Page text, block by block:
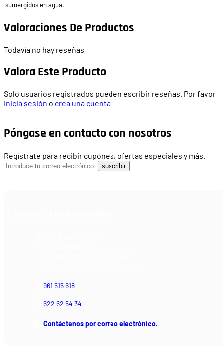
sumergidos en agua.
Valoraciones De Productos
Todavía no hay reseñas
Valora Este Producto
Solo usuarios registrados pueden escribir reseñas. Por favor
inicia sesión o crea una cuenta
Póngase en contacto con nosotros
Regístrate para recibir cupones, ofertas especiales y más.
suscribir
961 515 618
622 62 54 34
Contáctenos por correo electrónico.